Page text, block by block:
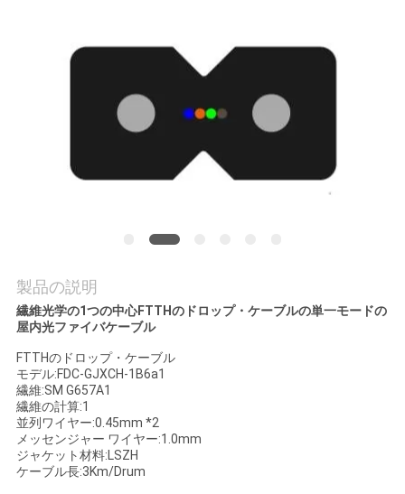
さ
い
ニ
ュ
ー
製品の説明
繊維光学の1つの中心FTTHのドロップ・ケーブルの単一モードの
屋内光ファイバケーブル
FTTHのドロップ・ケーブル
モデル:FDC-GJXCH-1B6a1
繊維:SM G657A1
繊維の計算:1
並列ワイヤー:0.45mm *2
メッセンジャー ワイヤー:1.0mm
ジャケット材料:LSZH
ケーブル長:3Km/Drum